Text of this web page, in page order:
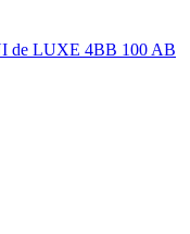
de LUXE 4BB 100 AB